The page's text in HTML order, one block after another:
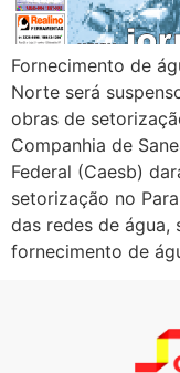
Fornecimento de
Norte será
obras de
Companhia de
Federal (Caesb)
setorização no
das redes de água,
fornecimento de